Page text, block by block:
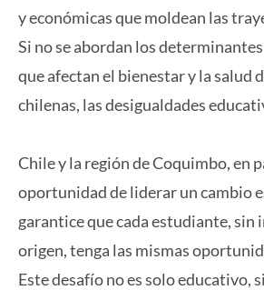
y económicas que moldean las
Si no se abordan los
que afectan el bienestar y la salud
chilenas, las desigualdades
Chile y la región de Coquimbo, en
oportunidad de liderar un cambio
garantice que cada estudiante, sin
origen, tenga las mismas
Este desafío no es solo educativo,